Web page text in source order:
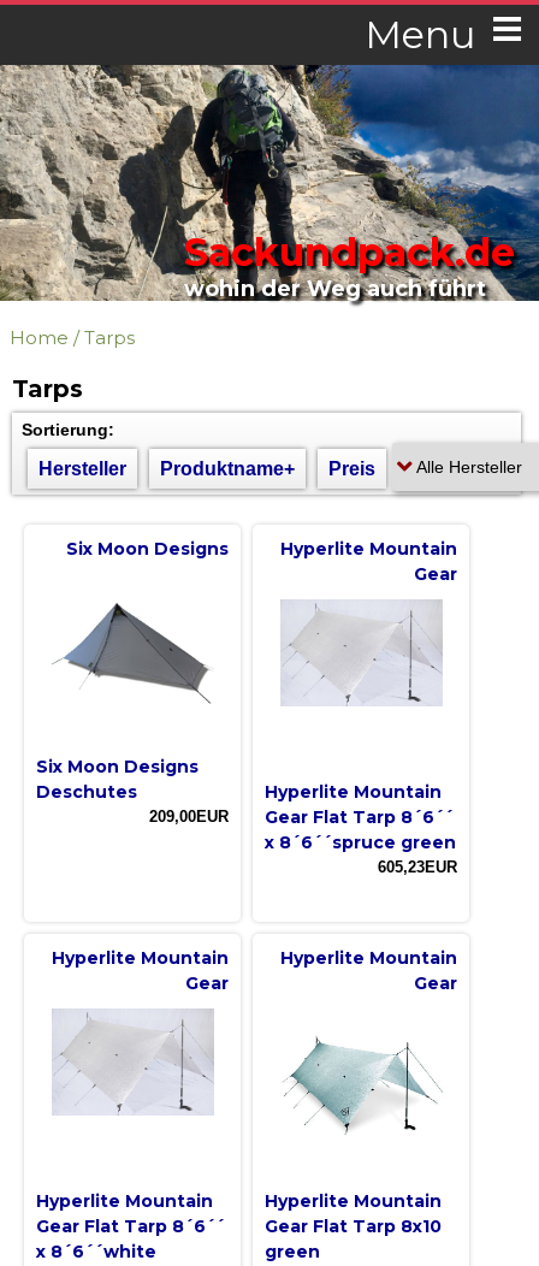
Menu
Sackundpack.de
wohin der Weg auch führt
Home /Tarps
Tarps
Sortierung:
Hersteller Produktname+ Preis
Six Moon Designs
Six Moon Designs
Deschutes
209,00EUR
Hyperlite Mountain
Gear
Hyperlite Mountain
Gear Flat Tarp 8´6´´
x 8´6´´spruce green
605,23EUR
Hyperlite Mountain
Gear
Hyperlite Mountain
Gear Flat Tarp 8´6´´
x 8´6´´white
Hyperlite Mountain
Gear
Hyperlite Mountain
Gear Flat Tarp 8x10
green